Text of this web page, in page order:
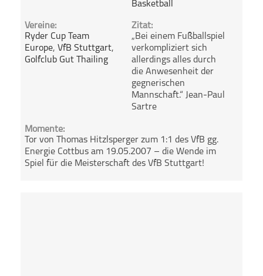
Basketball
Vereine:
Ryder Cup Team
Europe,VfB Stuttgart,
Golfclub Gut Thailing
Zitat:
„Bei einem Fußballspiel
verkompliziert sich
allerdings alles durch
die Anwesenheit der
gegnerischen
Mannschaft.“ Jean-Paul
Sartre
Momente:
Tor von Thomas Hitzlsperger zum 1:1 des VfB gg.
Energie Cottbus am 19.05.2007 – die Wende im
Spiel für die Meisterschaft des VfB Stuttgart!